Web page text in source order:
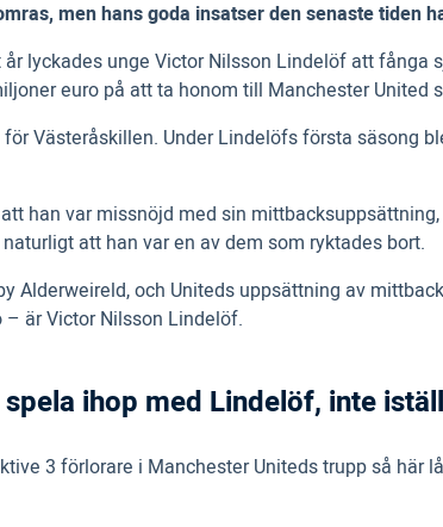
men hans goda insatser den senaste tiden
lyckades unge Victor Nilsson Lindelöf att
euro på att ta honom till Manchester United
Västeråskillen. Under Lindelöfs första säsong
han var missnöjd med sin
att han var en av dem som ryktades bort.
Alderweireld, och Uniteds uppsättning av
– är Victor Nilsson Lindelöf.
ihop med Lindelöf, inte
3 förlorare i Manchester Uniteds trupp så